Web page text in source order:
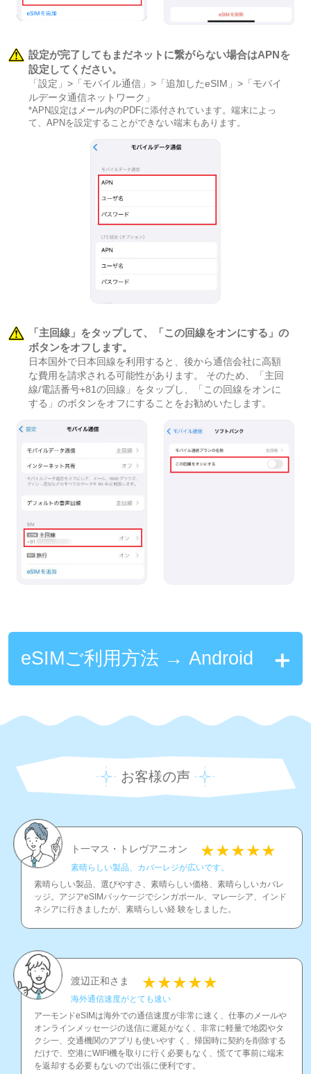
設定が完了してもまだネットに繋がらない場合はAPNを
設定してください。
「設定」>「モバイル通信」>「追加したeSIM」>「モバイ
ルデータ通信ネットワーク」
*APN設定はメール内のPDFに添付されています。端末によっ
て、APNを設定することができない端末もあります。
「主回線」をタップして、「この回線をオンにする」の
ボタンをオフします。
日本国外で日本回線を利用すると、後から通信会社に高額
な費用を請求される可能性があります。 そのため、「主回
線/電話番号+81の回線」をタップし、「この回線をオンに
する」のボタンをオフにすることをお勧めいたします。
eSIMご利用方法 → Android
お客様の声
ト一マス・トレヴアニオン
素晴らしい製品、カバ一レジが広いです。
素晴らしい製品、選びやすさ、素晴らしい価格、素晴らしいカバレ
ッジ。アジアeSIMパッケ一ジでシンガポ一ル、マレ一シア、インド
ネシアに行きましたが、素晴らしい経 験をしました。
渡辺正和さま
海外通信速度がとても速い
ア一モンドeSIMは海外での通信速度が非常に速く、仕事のメ一ルや
オンラインメッセ一ジの送信に遲延がなく、非常に軽量で地図やタ
クシ一、交通機関のアプリも使いやす く、帰国時に契約を削除する
だけで、空港にWIFI機を取りに行く必要もなく、慌てて事前に端末
を返却する必要もないので出張に便利です。